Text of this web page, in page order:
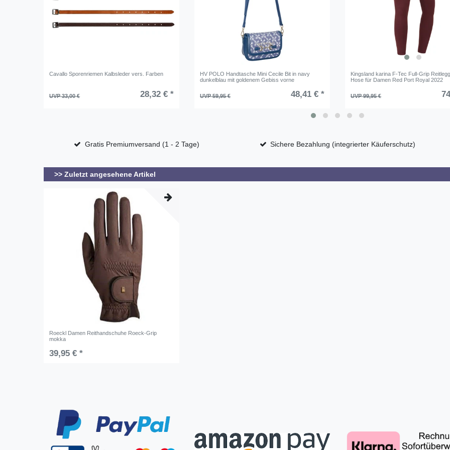
Cavallo Sporenriemen Kalbsleder vers. Farben
UVP 33,00 € 28,32 € *
HV POLO Handtasche Mini Cecile Bit in navy
dunkelblau mit goldenem Gebiss vorne
UVP 59,95 € 48,41 € *
Kingsland karina F-Tec Full-Grip
Hose für Damen Red Port Royal 2022
UVP 99,95 €
Gratis Premiumversand (1 - 2 Tage) Sichere Bezahlung (integrierter Käuferschutz)
>> Zuletzt angesehene Artikel
Roeckl Damen Reithandschuhe Roeck-Grip
mokka
39,95 € *